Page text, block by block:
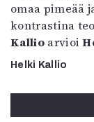
omaa pimeää
kontrastina
Kallioarvioi
Helki Kallio